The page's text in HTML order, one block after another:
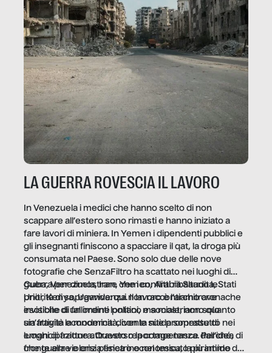
LA GUERRA ROVESCIA IL LAVORO
In Venezuela i medici che hanno scelto di non
scappare all’estero sono rimasti e hanno iniziato a
fare lavori di miniera. In Yemen i dipendenti pubblici e
gli insegnanti finiscono a spacciare il qat, la droga più
consumata nel Paese. Sono solo due delle nove
fotografie che SenzaFiltro ha scattato nei luoghi di
guerra per dimostrare che i conflitti ribaltano le
priorità di sopravvivenza. Il lavoro è l’architrave
invisibile di un ordine politico e sociale, non solo
un’attività economica: diventa nitida soprattutto nei
luoghi di frattura. Questo reportage nasce dall’idea
che guerre e crisi penetrino nel tessuto più intimo
Cuba, Venezuela, Iran, Yemen, Arabia Saudita, Stati
Uniti, Kenya, Uganda: qui non raccontiamo cronache
esotiche di fallimenti lontani, ma mostriamo quanto
sia fragile la modernità, con le sue promesse di
emancipazione attraverso la competenza. Perché, di
fronte alla violenza fisica o economica, la piramide del